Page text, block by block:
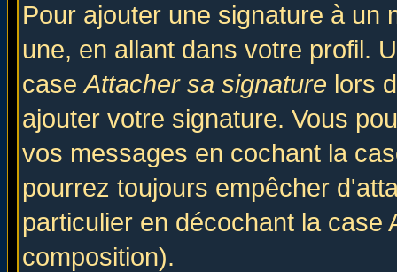
Pour ajouter une signature à un
une, en allant dans votre profil.
caseAttacher sa signature lors
ajouter votre signature. Vous
vos messages en cochant la
pourrez toujours empêcher
particulier en décochant la
composition).